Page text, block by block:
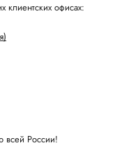
клиентских офисах:
всей России!